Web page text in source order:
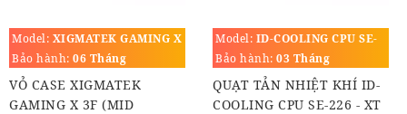
Model: XIGMATEK GAMING X
3F
Bảo hành: 06 Tháng
VỎ CASE XIGMATEK
GAMING X 3F (MID
Model: ID-COOLING CPU SE-
226 - XT ARGB
Bảo hành: 03 Tháng
QUẠT TẢN NHIỆT KHÍ ID-
COOLING CPU SE-226 - XT